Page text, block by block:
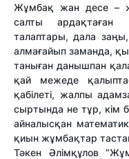
Жұмбақ жан десе –
салты ардақтаған
талаптары, дала
алмағайып заманда, қыр
таныған данышпан
қай межеде
қабілеті, жалпы
сыртында не тұр, кім
айналысқан
қиын жұмбақтар
Тәкен Әлімқұлов